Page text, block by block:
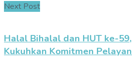
Next Post
Halal Bihalal dan HUT ke-
Kukuhkan Komitmen